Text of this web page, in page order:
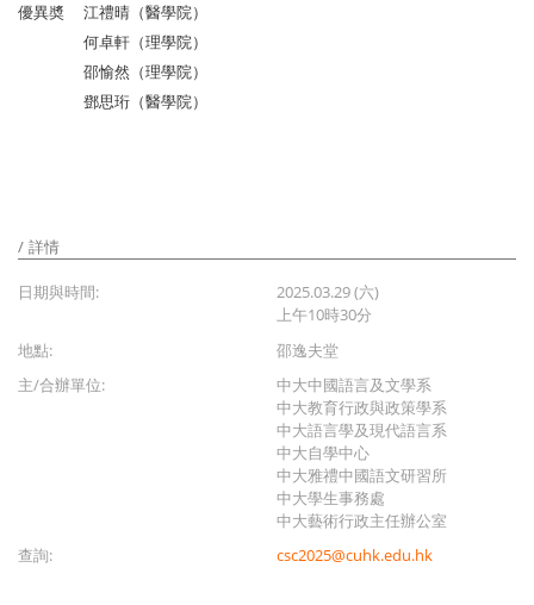
優異奬
江禮晴（醫學院）
何卓軒（理學院）
邵愉然（理學院）
鄧思珩（醫學院）
詳情
日期與時間:
2025.03.29 (六)
上午10時30分
地點:
邵逸夫堂
主/合辦單位:
中大中國語言及文學系
中大教育行政與政策學系
中大語言學及現代語言系
中大自學中心
中大雅禮中國語文研習所
中大學生事務處
中大藝術行政主任辦公室
查詢:
csc2025@cuhk.edu.hk